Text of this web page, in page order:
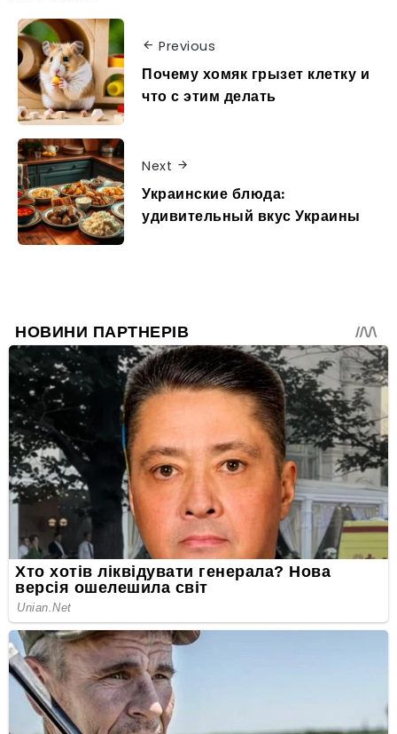
Previous
Почему хомяк грызет клетку и
что с этим делать
Next
Украинские блюда:
удивительный вкус Украины